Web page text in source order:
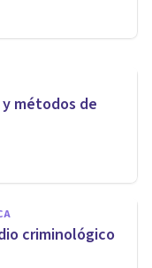
métodos de
criminológico